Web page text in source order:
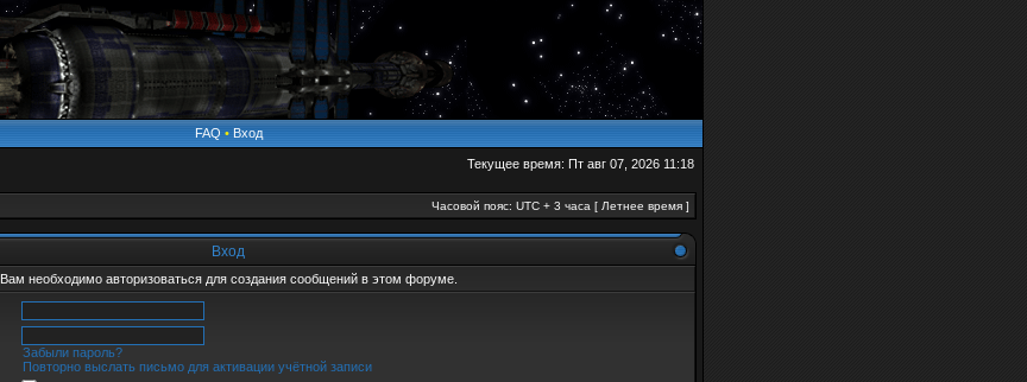
FAQ • Вход
Текущее время: Пт авг 07, 2026 11:18
Часовой пояс: UTC + 3 часа [ Летнее время ]
Вход
Вам необходимо авторизоваться для создания сообщений в этом форуме.
Забыли пароль?
Повторно выслать письмо для активации учётной записи